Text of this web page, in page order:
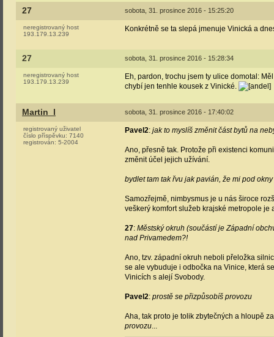
27 sobota, 31. prosince 2016 - 15:25:20
neregistrovaný host
193.179.13.239
Konkrétně se ta slepá jmenuje Vinická a
27 sobota, 31. prosince 2016 - 15:28:34
neregistrovaný host
193.179.13.239
Eh, pardon, trochu jsem ty ulice domotal:
chybí jen tenhle kousek z Vinické.
Martin_l sobota, 31. prosince 2016 - 17:40:02
registrovaný uživatel
číslo příspěvku: 7140
registrován: 5-2004
Pavel2: jak to myslíš změnit část bytů na
Ano, přesně tak. Protože při existenci
změnit účel jejich užívání.
bydlet tam tak řvu jak pavián, že mi pod
Samozřejmě, nimbysmus je u nás široce
veškerý komfort služeb krajské metropole
27: Městský okruh (součástí je Západní
nad Privamedem?!
Ano, tzv. západní okruh neboli přeložka
se ale vybuduje i odbočka na Vinice, která
Vinicích s alejí Svobody.
Pavel2: prostě se přizpůsobíš provozu
Aha, tak proto je tolik zbytečných a hloupě
provozu...